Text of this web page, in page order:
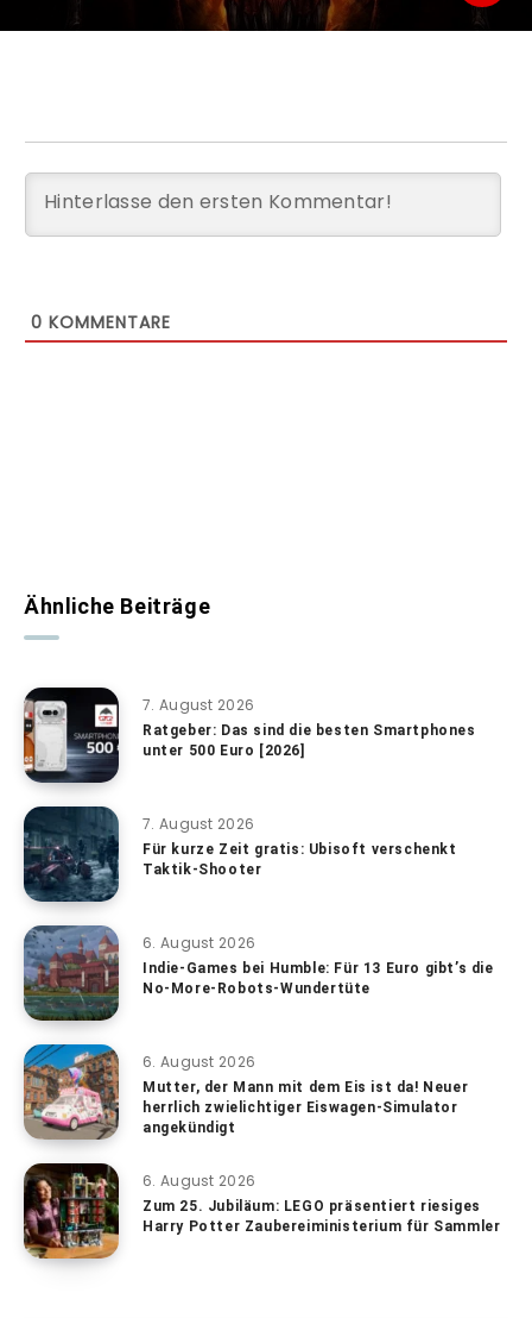
0 KOMMENTARE
Ähnliche Beiträge
7. August 2026
Ratgeber: Das sind die besten Smartphones
unter 500 Euro [2026]
7. August 2026
Für kurze Zeit gratis: Ubisoft verschenkt
Taktik-Shooter
6. August 2026
Indie-Games bei Humble: Für 13 Euro gibt’s die
No-More-Robots-Wundertüte
6. August 2026
Mutter, der Mann mit dem Eis ist da! Neuer
herrlich zwielichtiger Eiswagen-Simulator
angekündigt
6. August 2026
Zum 25. Jubiläum: LEGO präsentiert riesiges
Harry Potter Zaubereiministerium für Sammler